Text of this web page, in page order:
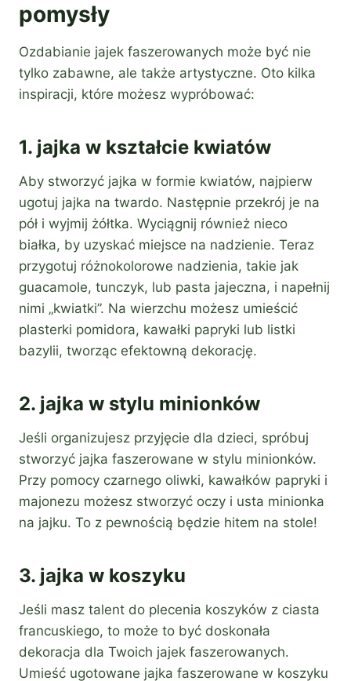
pomysły
Ozdabianie jajek faszerowanych może być nie
tylko zabawne, ale także artystyczne. Oto kilka
inspiracji, które możesz wypróbować:
1. jajka w kształcie kwiatów
Aby stworzyć jajka w formie kwiatów, najpierw
ugotuj jajka na twardo. Następnie przekrój je na
pół i wyjmij żółtka. Wyciągnij również nieco
białka, by uzyskać miejsce na nadzienie. Teraz
przygotuj różnokolorowe nadzienia, takie jak
guacamole, tunczyk, lub pasta jajeczna, i napełnij
nimi „kwiatki”. Na wierzchu możesz umieścić
plasterki pomidora, kawałki papryki lub listki
bazylii, tworząc efektowną dekorację.
2. jajka w stylu minionków
Jeśli organizujesz przyjęcie dla dzieci, spróbuj
stworzyć jajka faszerowane w stylu minionków.
Przy pomocy czarnego oliwki, kawałków papryki i
majonezu możesz stworzyć oczy i usta minionka
na jajku. To z pewnością będzie hitem na stole!
3. jajka w koszyku
Jeśli masz talent do plecenia koszyków z ciasta
francuskiego, to może to być doskonała
dekoracja dla Twoich jajek faszerowanych.
Umieść ugotowane jajka faszerowane w koszyku